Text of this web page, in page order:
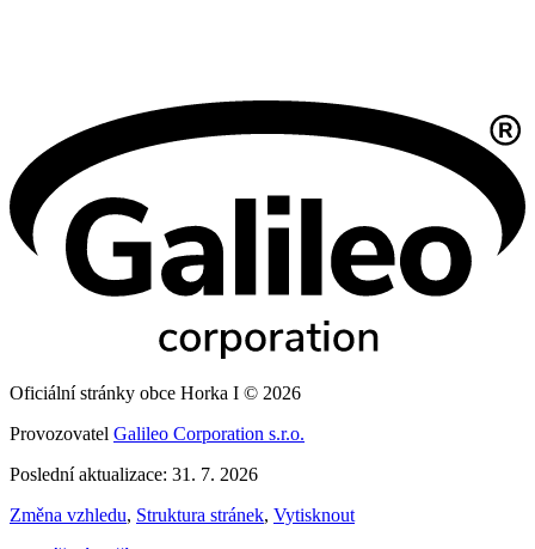
Oficiální stránky obce Horka I © 2026
Provozovatel Galileo Corporation s.r.o.
Poslední aktualizace: 31. 7. 2026
Změna vzhledu, Struktura stránek, Vytisknout